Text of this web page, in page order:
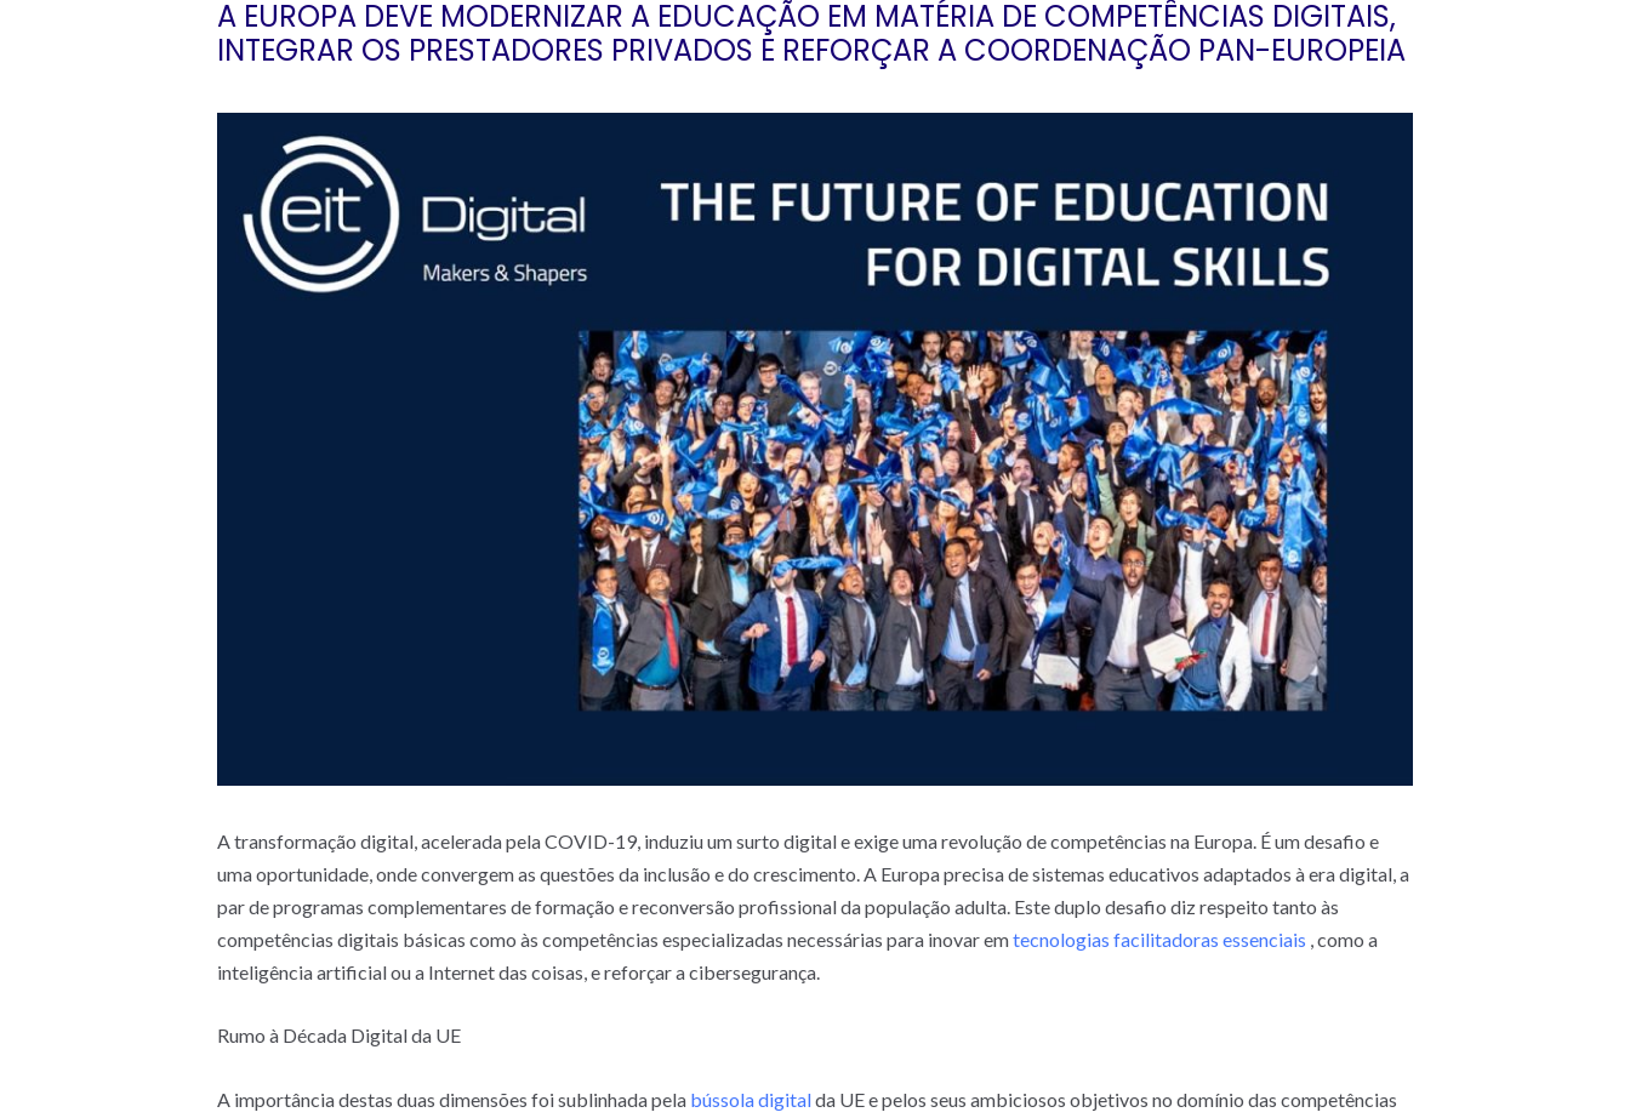
A EUROPA DEVE MODERNIZAR A EDUCAÇÃO EM MATÉRIA DE COMPETÊNCIAS DIGITAIS,
INTEGRAR OS PRESTADORES PRIVADOS E REFORÇAR A COORDENAÇÃO PAN-EUROPEIA
A transformação digital, acelerada pela COVID-19, induziu um surto digital e exige uma revolução de competências na Europa. É um desafio e
uma oportunidade, onde convergem as questões da inclusão e do crescimento. A Europa precisa de sistemas educativos adaptados à era digital, a
par de programas complementares de formação e reconversão profissional da população adulta. Este duplo desafio diz respeito tanto às
competências digitais básicas como às competências especializadas necessárias para inovar emtecnologias facilitadoras essenciais , como a
inteligência artificial ou a Internet das coisas, e reforçar a cibersegurança.
Rumo à Década Digital da UE
A importância destas duas dimensões foi sublinhada pela bússola digitalda UE e pelos seus ambiciosos objetivos no domínio das competências